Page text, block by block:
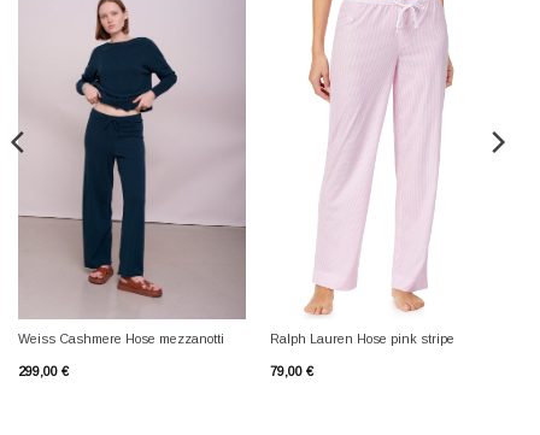
Weiss Cashmere Hose mezzanotti
299,00 €
Ralph Lauren Hose pink stripe
79,00 €